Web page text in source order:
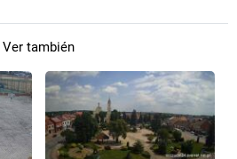
Ver también